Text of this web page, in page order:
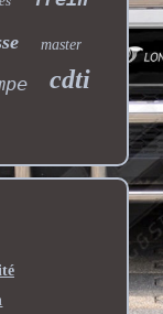
master
cdti